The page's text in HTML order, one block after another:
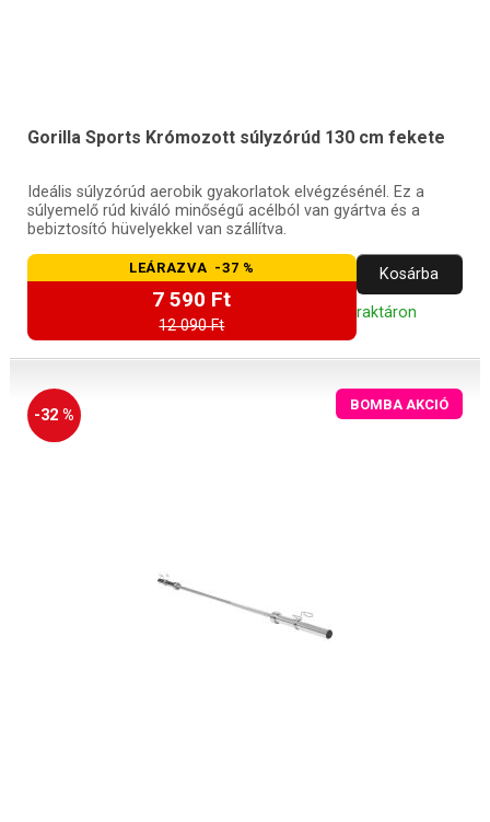
Gorilla Sports Krómozott súlyzórúd 130 cm fekete
Ideális súlyzórúd aerobik gyakorlatok elvégzésénél. Ez a
súlyemelő rúd kiváló minőségű acélból van gyártva és a
bebiztosító hüvelyekkel van szállítva.
LEÁRAZVA -37 %
7 590 Ft
12 090 Ft
Kosárba
raktáron
-32 %
BOMBA AKCIÓ